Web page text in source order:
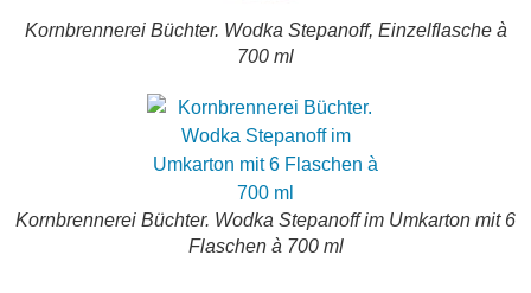
Kornbrennerei Büchter. Wodka Stepanoff, Einzelflasche à
700 ml
Kornbrennerei Büchter. Wodka Stepanoff im Umkarton mit 6
Flaschen à 700 ml